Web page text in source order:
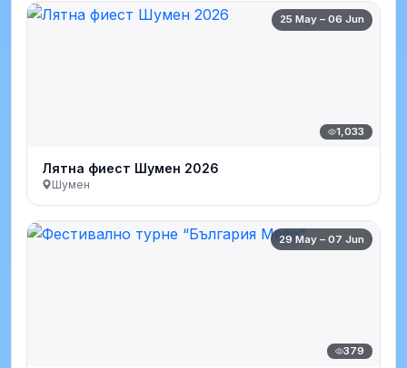
25 May – 06 Jun
1,033
Лятна фиест Шумен 2026
Шумен
29 May – 07 Jun
379